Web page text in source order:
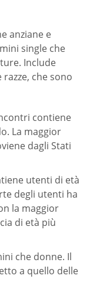
anziane e
single che
Include
che sono
contiene
La maggior
dagli Stati
utenti di età
degli utenti ha
la maggior
di età più
che donne. Il
a quello delle